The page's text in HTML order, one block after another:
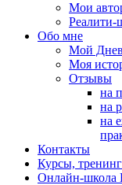
Мои
Реалити-
Обо мне
Мой
Моя
Отзывы
на
на
на
Контакты
Курсы,
Онлайн-школа